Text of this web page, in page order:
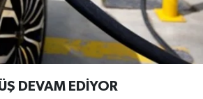
DEVAM EDİYOR